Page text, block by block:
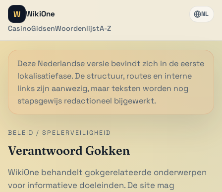
W WikiOne
CasinoGidsenWoordenlijstA-Z
NL
Deze Nederlandse versie bevindt zich in de eerste
lokalisatiefase. De structuur, routes en interne
links zijn aanwezig, maar teksten worden nog
stapsgewijs redactioneel bijgewerkt.
BELEID / SPELERVEILIGHEID
Verantwoord Gokken
WikiOne behandelt gokgerelateerde onderwerpen
voor informatieve doeleinden. De site mag